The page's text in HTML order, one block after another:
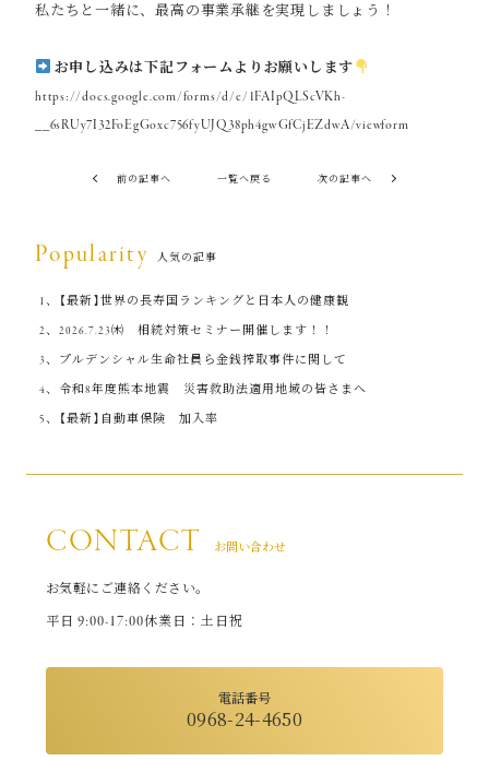
私たちと一緒に、最高の事業承継を実現しましょう！
お申し込みは下記フォームよりお願いします
https://docs.google.com/forms/d/e/1FAIpQLScVKh-
__6sRUy7I32FoEgGoxc756fyUJQ38ph4gwGfCjEZdwA/viewform
前の記事へ 一覧へ戻る 次の記事へ
Popularity 人気の記事
【最新】世界の長寿国ランキングと日本人の健康観
2026.7.23㈭ 相続対策セミナー開催します！！
プルデンシャル生命社員ら金銭搾取事件に関して
令和8年度熊本地震 災害救助法適用地域の皆さまへ
【最新】自動車保険 加入率
CONTACT お問い合わせ
お気軽にご連絡ください。
平日 9:00-17:00休業日：土日祝
電話番号
0968-24-4650